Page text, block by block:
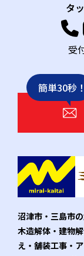
タ
受
簡単30秒！
沼津市・三島市
木造解体・建物
え・舗装工事・